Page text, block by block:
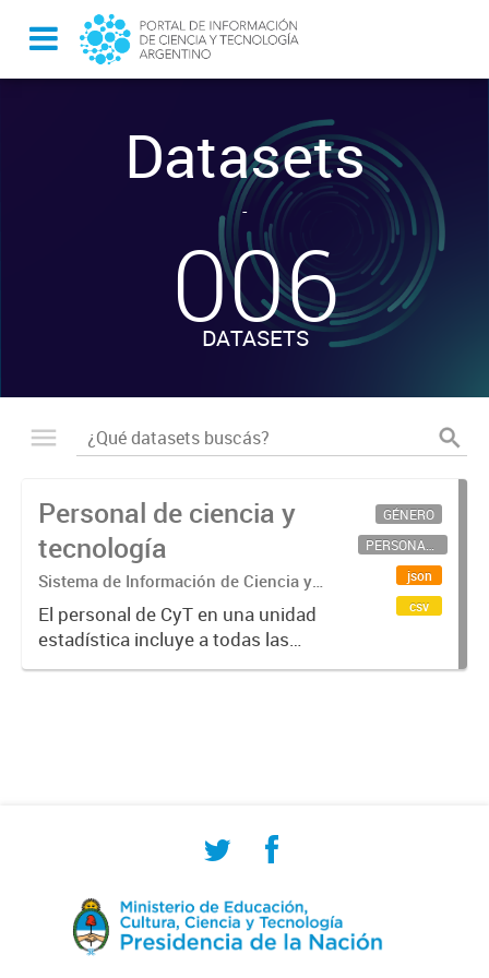
Datasets
-
006
DATASETS
Personal de ciencia y
tecnología
Sistema de Información de Ciencia y
Tecnología Argentino (SICYTAR)
El personal de CyT en una unidad
estadística incluye a todas las
personas involucradas
GÉNERO
PERSONAL CIENTÍFICO-TECNOLÓGICO
json
csv